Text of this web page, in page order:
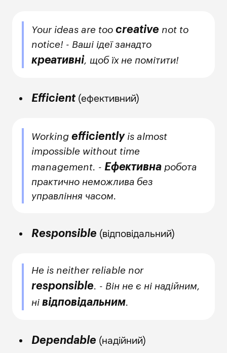
Your ideas are toocreative not to
notice! - Ваші ідеї занадто
креативні, щоб їх не помітити!
Efficient(ефективний)
Workingefficientlyis almost
impossible without time
management. - Ефективна робота
практично неможлива без
управління часом.
Responsible (відповідальний)
He is neither reliable nor
responsible . - Він не є ні надійним,
нівідповідальним
Dependable (надійний)